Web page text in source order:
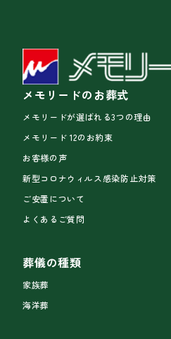
メモリードのお葬式
メモリードが選ばれる3つの理由
メモリード 12のお約束
お客様の声
新型コロナウィルス感染防止対策
ご安置について
よくあるご質問
葬儀の種類
家族葬
海洋葬